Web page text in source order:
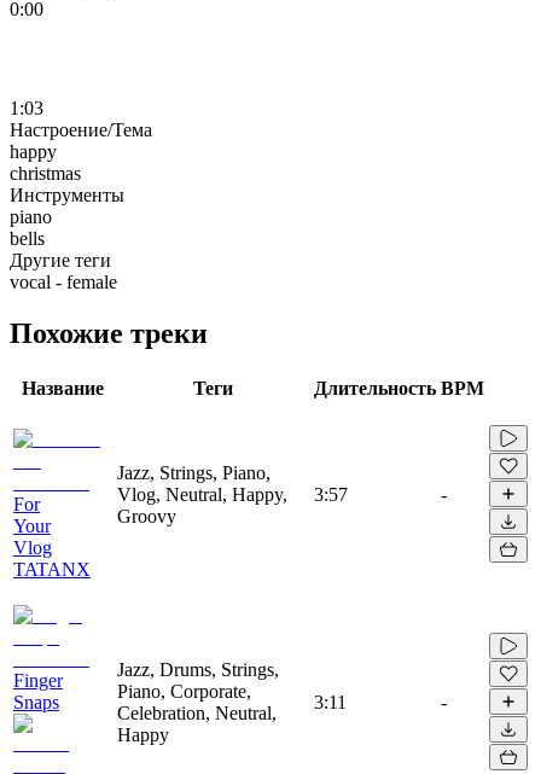
0:00
1:03
Настроение/Тема
happy
christmas
Инструменты
piano
bells
Другие теги
vocal - female
Похожие треки
Название Теги Длительность BPM
For
Your
Vlog
TATANX
Jazz, Strings, Piano,
Vlog, Neutral, Happy,
Groovy
3:57 -
Finger
Snaps
Jazz, Drums, Strings,
Piano, Corporate,
Celebration, Neutral,
Happy
3:11 -